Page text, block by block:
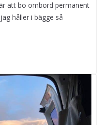
att bo ombord permanent
håller i bägge så